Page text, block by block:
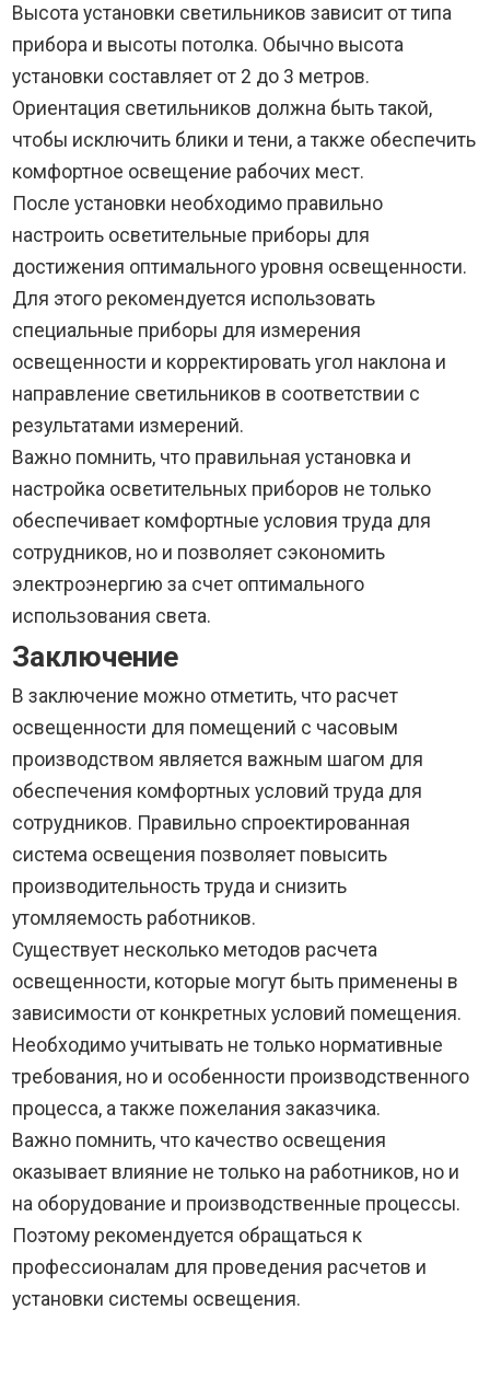
Высота установки светильников зависит от типа
прибора и высоты потолка. Обычно высота
установки составляет от 2 до 3 метров.
Ориентация светильников должна быть такой,
чтобы исключить блики и тени, а также обеспечить
комфортное освещение рабочих мест.
После установки необходимо правильно
настроить осветительные приборы для
достижения оптимального уровня освещенности.
Для этого рекомендуется использовать
специальные приборы для измерения
освещенности и корректировать угол наклона и
направление светильников в соответствии с
результатами измерений.
Важно помнить, что правильная установка и
настройка осветительных приборов не только
обеспечивает комфортные условия труда для
сотрудников, но и позволяет сэкономить
электроэнергию за счет оптимального
использования света.
Заключение
В заключение можно отметить, что расчет
освещенности для помещений с часовым
производством является важным шагом для
обеспечения комфортных условий труда для
сотрудников. Правильно спроектированная
система освещения позволяет повысить
производительность труда и снизить
утомляемость работников.
Существует несколько методов расчета
освещенности, которые могут быть применены в
зависимости от конкретных условий помещения.
Необходимо учитывать не только нормативные
требования, но и особенности производственного
процесса, а также пожелания заказчика.
Важно помнить, что качество освещения
оказывает влияние не только на работников, но и
на оборудование и производственные процессы.
Поэтому рекомендуется обращаться к
профессионалам для проведения расчетов и
установки системы освещения.